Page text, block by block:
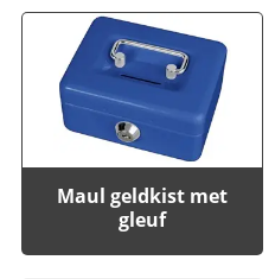
Maul geldkist met
gleuf